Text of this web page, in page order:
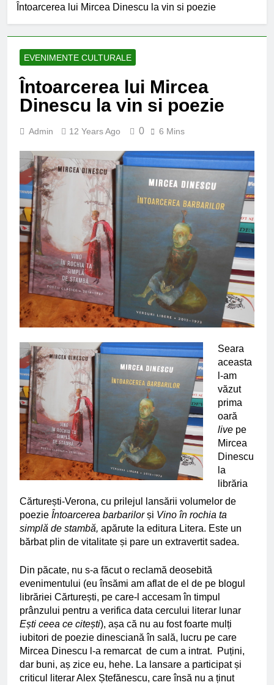
Întoarcerea lui Mircea Dinescu la vin si poezie
EVENIMENTE CULTURALE
Întoarcerea lui Mircea
Dinescu la vin si poezie
Admin 12 Years Ago 0 6 Mins
Seara
aceasta
l-am
văzut
prima
oară
live pe
Mircea
Dinescu
la
librăria
Cărturești-Verona, cu prilejul lansării volumelor de
poezie Întoarcerea barbarilorși Vino în rochia ta
simplă de stambă, apărute la editura Litera. Este un
bărbat plin de vitalitate și pare un extravertit sadea.
Din păcate, nu s-a făcut o reclamă deosebită
evenimentului (eu însămi am aflat de el de pe blogul
librăriei Cărturești, pe care-l accesam în timpul
prânzului pentru a verifica data cercului literar lunar
Ești ceea ce citești), așa că nu au fost foarte mulți
iubitori de poezie dinesciană în sală, lucru pe care
Mircea Dinescu l-a remarcat de cum a intrat. Puțini,
dar buni, aș zice eu, hehe. La lansare a participat și
criticul literar Alex Ștefănescu, care însă nu a ținut